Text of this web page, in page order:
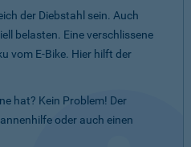
der Diebstahl sein. Auch
belasten. Eine verschlissene
vom E-Bike. Hier hilft der
hat? Kein Problem! Der
oder auch einen